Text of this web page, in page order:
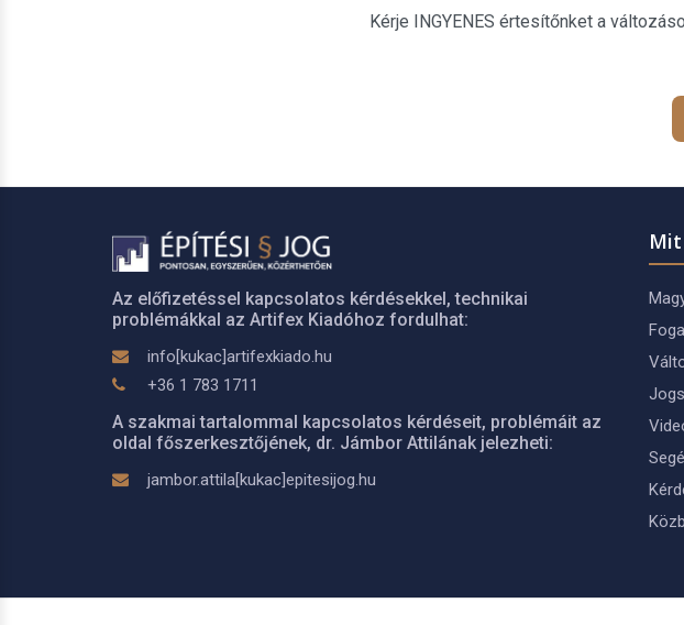
Kérje INGYENES értesítőnket a
Az előfizetéssel kapcsolatos kérdésekkel, technikai
problémákkal az Artifex Kiadóhoz fordulhat:
info[kukac]artifexkiado.hu
+36 1 783 1711
A szakmai tartalommal kapcsolatos kérdéseit, problémáit az
oldal főszerkesztőjének, dr. Jámbor Attilának jelezheti:
jambor.attila[kukac]epitesijog.hu